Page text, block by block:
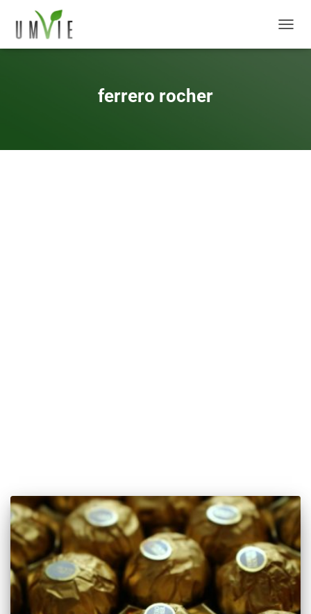
ferrero rocher